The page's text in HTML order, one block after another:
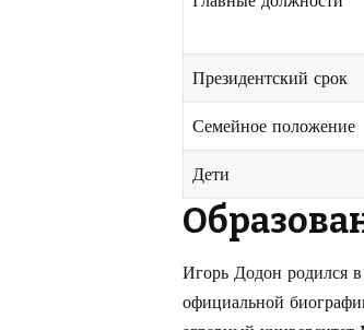
Президентский срок
Семейное положение
Дети
Игорь Додон родился
официальной